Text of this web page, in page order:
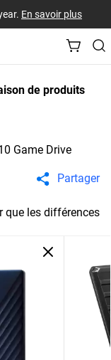
En savoir plus
de produits
Game Drive
Partager
que les différences